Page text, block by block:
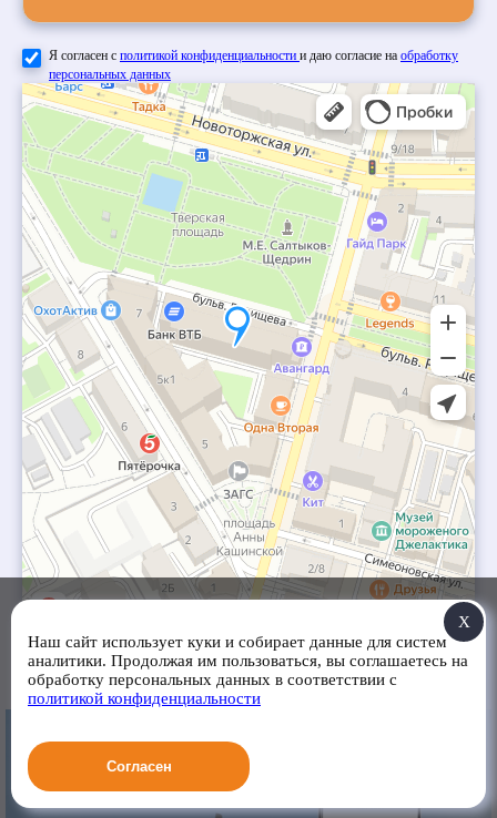
Я согласен с политикой конфиденциальности и даю согласие на обработку
персональных данных
Наш сайт использует куки и собирает данные для систем
аналитики. Продолжая им пользоваться, вы соглашаетесь на
обработку персональных данных в соответствии с
политикой конфиденциальности
Согласен
X